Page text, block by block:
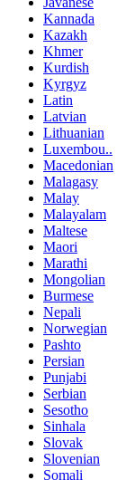
Kannada
Kazakh
Khmer
Kurdish
Kyrgyz
Latin
Latvian
Lithuanian
Luxembou..
Macedonian
Malagasy
Malay
Malayalam
Maltese
Maori
Marathi
Mongolian
Burmese
Nepali
Norwegian
Pashto
Persian
Punjabi
Serbian
Sesotho
Sinhala
Slovak
Slovenian
Somali